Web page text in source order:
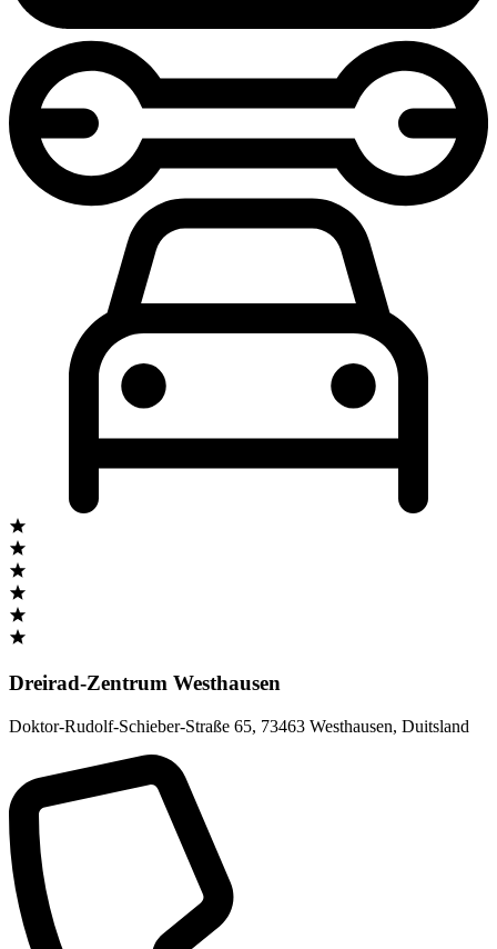
Dreirad-Zentrum Westhausen
Doktor-Rudolf-Schieber-Straße 65, 73463 Westhausen, Duitsland